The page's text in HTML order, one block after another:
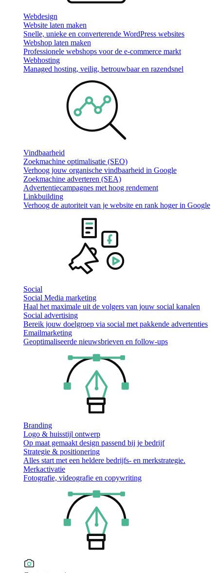
Webdesign
Website laten maken
Snelle, unieke en converterende WordPress websites
Webshop laten maken
Professionele webshops voor de e-commerce markt
Webhosting
Managed hosting, veilig, betrouwbaar en razendsnel
Vindbaarheid
Zoekmachine optimalisatie (SEO)
Verhoog jouw organische vindbaarheid in Google
Zoekmachine adverteren (SEA)
Advertentiecampagnes met hoog rendement
Linkbuilding
Verhoog de autoriteit van je website en rank hoger in Google
Social
Social Media marketing
Haal het maximale uit de volgers van jouw social kanalen
Social advertising
Bereik jouw doelgroep via social met pakkende advertenties
Emailmarketing
Geoptimaliseerde nieuwsbrieven en follow-ups
Branding
Logo & huisstijl ontwerp
Op maat gemaakt design passend bij je bedrijf
Strategie & positionering
Alles start met een heldere bedrijfs- en merkstrategie.
Merkactivatie
Fotografie, videografie en copywriting